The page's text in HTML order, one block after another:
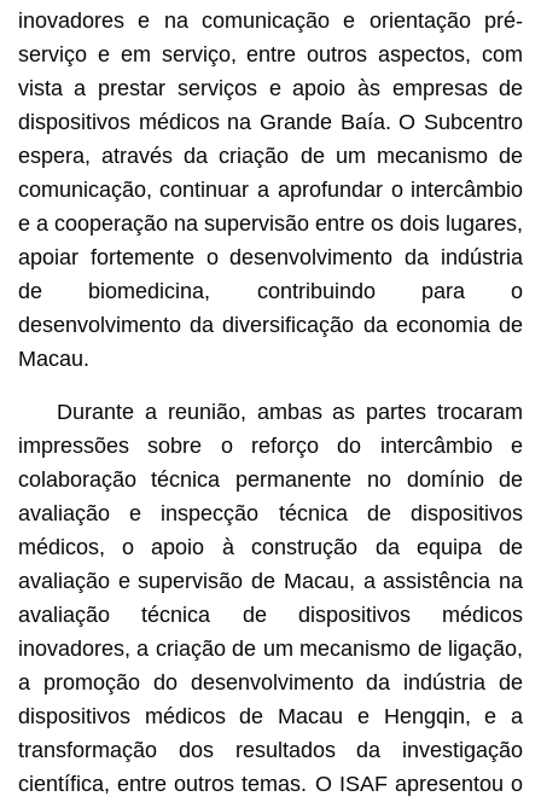
inovadores e na comunicação e orientação pré-
serviço e em serviço, entre outros aspectos, com
vista a prestar serviços e apoio às empresas de
dispositivos médicos na Grande Baía. O Subcentro
espera, através da criação de um mecanismo de
comunicação, continuar a aprofundar o intercâmbio
e a cooperação na supervisão entre os dois lugares,
apoiar fortemente o desenvolvimento da indústria
de biomedicina, contribuindo para o
desenvolvimento da diversificação da economia de
Macau.
Durante a reunião, ambas as partes trocaram
impressões sobre o reforço do intercâmbio e
colaboração técnica permanente no domínio de
avaliação e inspecção técnica de dispositivos
médicos, o apoio à construção da equipa de
avaliação e supervisão de Macau, a assistência na
avaliação técnica de dispositivos médicos
inovadores, a criação de um mecanismo de ligação,
a promoção do desenvolvimento da indústria de
dispositivos médicos de Macau e Hengqin, e a
transformação dos resultados da investigação
científica, entre outros temas. O ISAF apresentou o